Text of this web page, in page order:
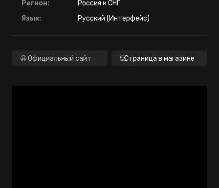
Регион:
Россия и СНГ
Язык:
Русский (Интерфейс)
Официальный сайт Страница в магазине